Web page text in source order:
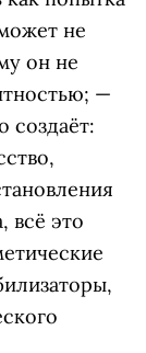
не
он не
—
создаёт:
всё это